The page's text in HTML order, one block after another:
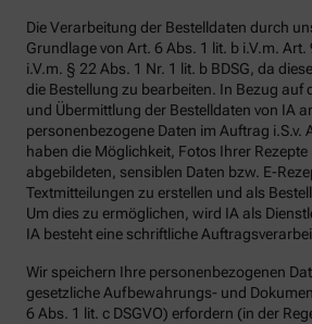
Die Verarbeitung der Bestelldaten durch
Grundlage von Art. 6 Abs. 1 lit. b i.V.m. Art.
i.V.m. § 22 Abs. 1 Nr. 1 lit. b BDSG, da
die Bestellung zu bearbeiten. In Bezug auf
und Übermittlung der Bestelldaten von IA
personenbezogene Daten im Auftrag i.S.v.
haben die Möglichkeit, Fotos Ihrer
abgebildeten, sensiblen Daten bzw. E-
Textmitteilungen zu erstellen und als
Um dies zu ermöglichen, wird IA als
IA besteht eine schriftliche
Wir speichern Ihre personenbezogenen
gesetzliche Aufbewahrungs- und
6 Abs. 1 lit. c DSGVO) erfordern (in der